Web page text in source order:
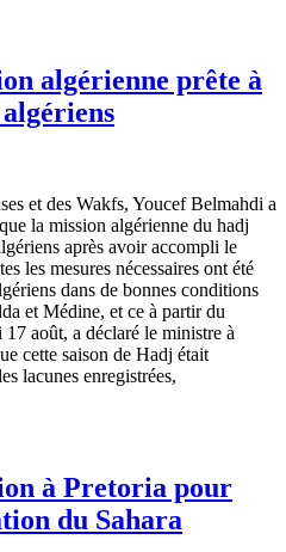
algérienne prête à
et des Wakfs, Youcef Belmahdi a
la mission algérienne du hadj
après avoir accompli le
les mesures nécessaires ont été
dans de bonnes conditions
et Médine, et ce à partir du
août, a déclaré le ministre à
cette saison de Hadj était
lacunes enregistrées,
à Pretoria pour
du Sahara